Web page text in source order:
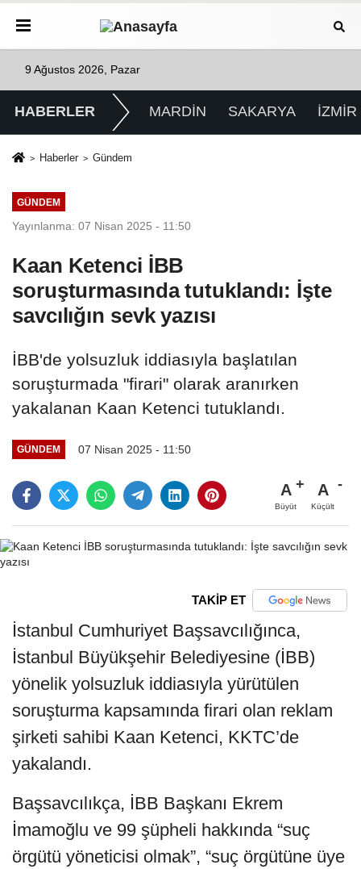
9 Ağustos 2026, Pazar
HABERLER MARDİN SAKARYA İZMİR
Haberler Gündem
GÜNDEM
Yayınlanma: 07 Nisan 2025 - 11:50
Kaan Ketenci İBB
soruşturmasında tutuklandı: İşte
savcılığın sevk yazısı
İBB'de yolsuzluk iddiasıyla başlatılan
soruşturmada "firari" olarak aranırken
yakalanan Kaan Ketenci tutuklandı.
GÜNDEM 07 Nisan 2025 - 11:50
A
Büyüt
A
Küçült
TAKİP ET
İstanbul Cumhuriyet Başsavcılığınca,
İstanbul Büyükşehir Belediyesine (İBB)
yönelik yolsuzluk iddiasıyla yürütülen
soruşturma kapsamında firari olan reklam
şirketi sahibi Kaan Ketenci, KKTC’de
yakalandı.
Başsavcılıkça, İBB Başkanı Ekrem
İmamoğlu ve 99 şüpheli hakkında “suç
örgütü yöneticisi olmak”, “suç örgütüne üye